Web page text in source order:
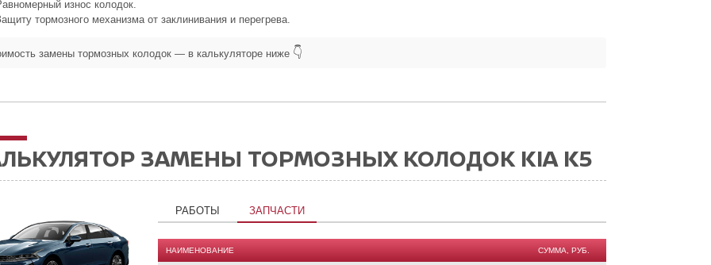
износ колодок.
тормозного механизма от заклинивания и перегрева.
замены тормозных колодок — в калькуляторе ниже 👇
ЗАМЕНЫ ТОРМОЗНЫХ КОЛОДОК KIA K5
РАБОТЫ ЗАПЧАСТИ
НАИМЕНОВАНИЕ СУММА, РУБ.